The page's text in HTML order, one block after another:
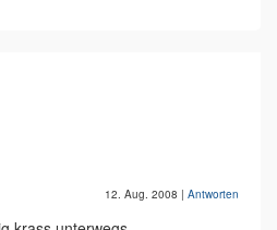
12. Aug. 2008 | Antworten